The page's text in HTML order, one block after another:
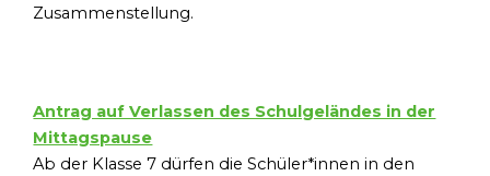
Zusammenstellung.
Antrag auf Verlassen des Schulgeländes in der
Mittagspause
Ab der Klasse 7 dürfen die Schüler*innen in den